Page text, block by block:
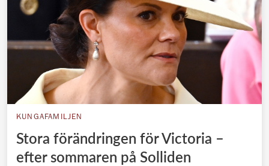
KUNGAFAMILJEN
Stora förändringen för Victoria –
efter sommaren på Solliden